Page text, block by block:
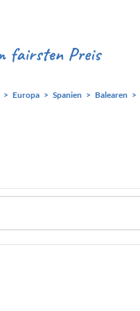
Europa Spanien Balearen